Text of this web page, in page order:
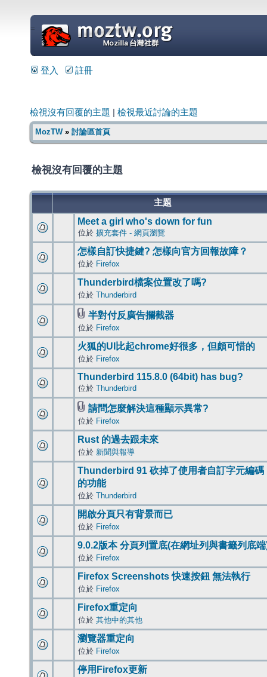
=
登入 註冊
檢視沒有回覆的主題 檢視最近討論的主題
MozTW» 討論區首頁
檢視沒有回覆的主題
主題
Meet a girl who's down for fun
位於 擴充套件 - 網頁瀏覽
怎樣自訂快捷鍵? 怎樣向官方回報故障？
位於 Firefox
Thunderbird檔案位置改了嗎?
位於 Thunderbird
半對付反廣告攔截器
位於 Firefox
火狐的UI比起chrome好很多，但頗可惜的
位於 Firefox
Thunderbird 115.8.0 (64bit) has bug?
位於 Thunderbird
請問怎麼解決這種顯示異常?
位於 Firefox
Rust 的過去跟未來
位於 新聞與報導
Thunderbird 91 砍掉了使用者自訂字元編碼
的功能
位於 Thunderbird
開啟分頁只有背景而已
位於 Firefox
9.0.2版本 分頁列置底(在網址列與書籤列底
位於 Firefox
Firefox Screenshots 快速按鈕 無法執行
位於 Firefox
Firefox重定向
位於 其他中的其他
瀏覽器重定向
位於 Firefox
停用Firefox更新